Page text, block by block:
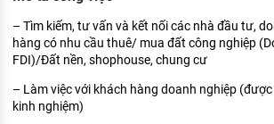
Kỹ năng nghề nghiệp
HƯỚNG NGHIỆP VIỆC LÀM
Đặc trưng từng nghề
– Tìm kiếm, tư vấn và kết nối các nhà đầu tư,
hàng có nhu cầu thuê/ mua đất công nghiệp
FDI)/Đất nền, shophouse, chung cư
– Làm việc với khách hàng doanh nghiệp
kinh nghiệm)